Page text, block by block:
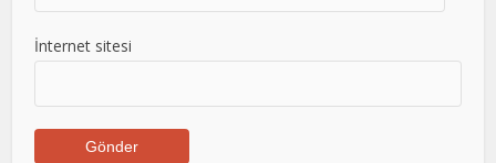
İnternet sitesi